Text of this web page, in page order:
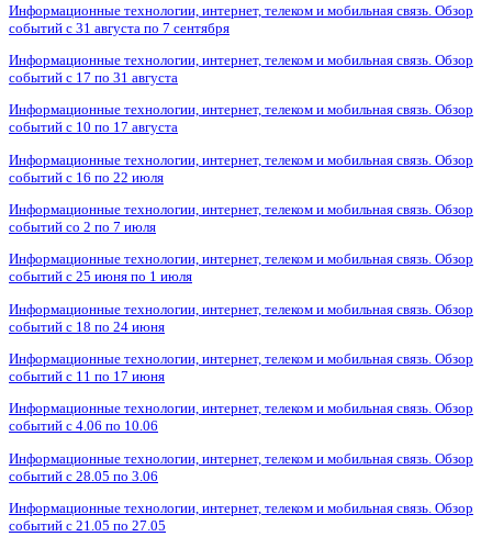
Информационные технологии, интернет, телеком и мобильная связь. Обзор
событий с 31 августа по 7 сентября
Информационные технологии, интернет, телеком и мобильная связь. Обзор
событий с 17 по 31 августа
Информационные технологии, интернет, телеком и мобильная связь. Обзор
событий с 10 по 17 августа
Информационные технологии, интернет, телеком и мобильная связь. Обзор
событий с 16 по 22 июля
Информационные технологии, интернет, телеком и мобильная связь. Обзор
событий со 2 по 7 июля
Информационные технологии, интернет, телеком и мобильная связь. Обзор
событий с 25 июня по 1 июля
Информационные технологии, интернет, телеком и мобильная связь. Обзор
событий с 18 по 24 июня
Информационные технологии, интернет, телеком и мобильная связь. Обзор
событий с 11 по 17 июня
Информационные технологии, интернет, телеком и мобильная связь. Обзор
событий с 4.06 по 10.06
Информационные технологии, интернет, телеком и мобильная связь. Обзор
событий с 28.05 по 3.06
Информационные технологии, интернет, телеком и мобильная связь. Обзор
событий с 21.05 по 27.05